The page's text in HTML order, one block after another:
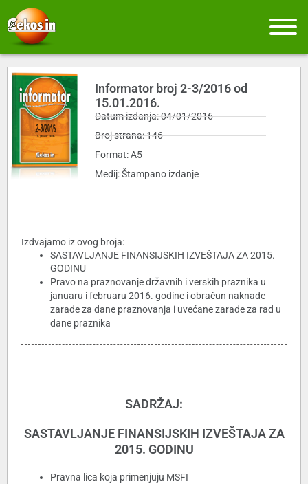
Informator broj 2-3/2016 od
15.01.2016.
Datum izdanja: 04/01/2016
Broj strana: 146
Format: A5
Medij: Štampano izdanje
Izdvajamo iz ovog broja:
SASTAVLJANJE FINANSIJSKIH IZVEŠTAJA ZA 2015.
GODINU
Pravo na praznovanje državnih i verskih praznika u
januaru i februaru 2016. godine i obračun naknade
zarade za dane praznovanja i uvećane zarade za rad u
dane praznika
SADRŽAJ:
SASTAVLJANJE FINANSIJSKIH IZVEŠTAJA ZA
2015. GODINU
Pravna lica koja primenjuju MSFI